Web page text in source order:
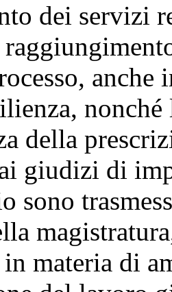
dei servizi
della
giudizi di
sono
in materia di